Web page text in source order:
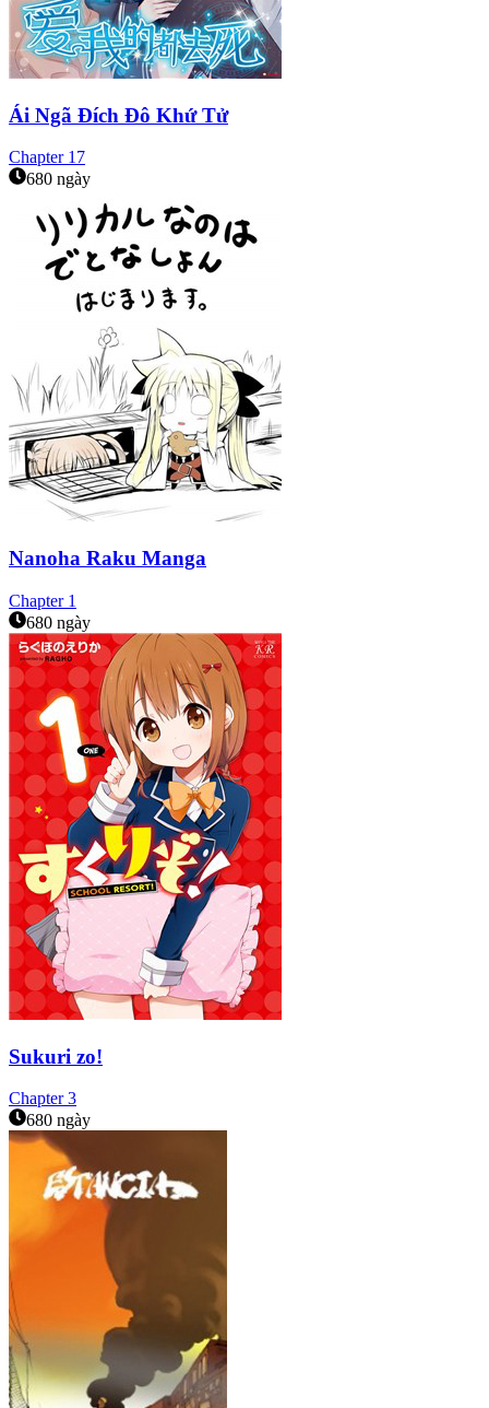
Ái Ngã Đích Đô Khứ Tử
Chapter 17
680 ngày
Nanoha Raku Manga
Chapter 1
680 ngày
Sukuri zo!
Chapter3
680 ngày